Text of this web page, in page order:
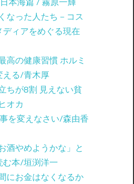
なった人たち－コス
ィアをめぐる現在
高の健康習慣 ホルミ
える/青木厚
ちが8割 見えない貧
オカ
を変えなさい/森由香
酒やめようかな」と
本/垣渕洋一
にお金はなくなるか